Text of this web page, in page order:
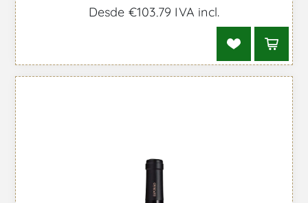
Desde €103,79 IVA incl.